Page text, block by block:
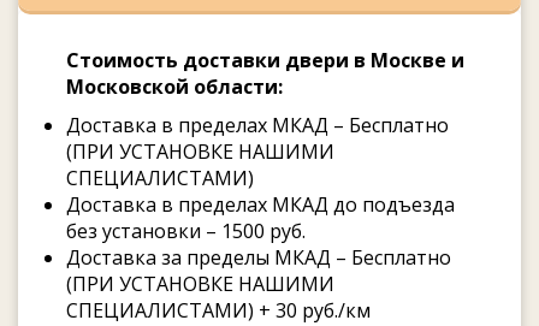
Стоимость доставки двери в Москве и
Московской области:
Доставка в пределах МКАД – Бесплатно
(ПРИ УСТАНОВКЕ НАШИМИ
СПЕЦИАЛИСТАМИ)
Доставка в пределах МКАД до подъезда
без установки – 1500 руб.
Доставка за пределы МКАД – Бесплатно
(ПРИ УСТАНОВКЕ НАШИМИ
СПЕЦИАЛИСТАМИ) + 30 руб./км